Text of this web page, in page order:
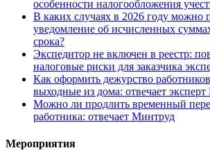
особенности налогообложения
В каких случаях в 2026 году можно
уведомление об исчисленных
срока?
Экспедитор не включен в реестр:
налоговые риски для заказчика
Как оформить дежурство
выходные из дома: отвечает
Можно ли продлить временный
работника: отвечает Минтруд
Мероприятия